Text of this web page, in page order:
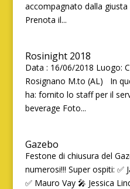
accompagnato dalla
Prenota il...
Rosinight 2018
Data : 16/06/2018 Luogo:
Rosignano M.to (AL) In
ha: fornito lo staff per il
beverage Foto...
Gazebo
Festone di chiusura del
numerosi!!! Super ospiti: ✅
✅ Mauro Vay 🎤 Jessica